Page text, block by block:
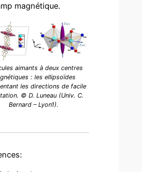
magnétique.
aimants à deux centres
: les ellipsoïdes
les directions de facile
© D. Luneau (Univ. C.
Bernard – Lyon1).